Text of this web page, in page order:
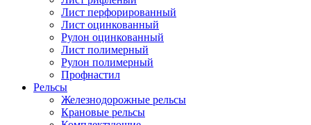
Лист перфорированный
Лист оцинкованный
Рулон оцинкованный
Лист полимерный
Рулон полимерный
Профнастил
Рельсы
Железнодорожные рельсы
Крановые рельсы